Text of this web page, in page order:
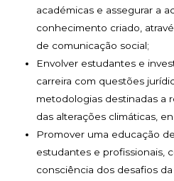
académicas e assegurar a
conhecimento criado,
de comunicação social;
Envolver estudantes e
carreira com questões
metodologias destinadas a
das alterações climáticas,
Promover uma educação
estudantes e profissionais,
consciência dos desafios